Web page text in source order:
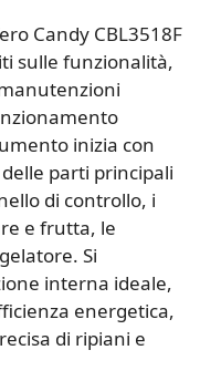
Candy CBL3518F
sulle funzionalità,
inizia con
parti principali
di controllo, i
e frutta, le
Si
interna ideale,
energetica,
di ripiani e